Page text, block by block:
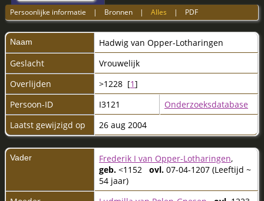
Persoonlijke informatie | Bronnen |Alles | PDF
Naam Hadwig van Opper-Lotharingen
Geslacht
Vrouwelijk
Overlijden
>1228 [1]
Persoon-ID
I3121
Onderzoeksdatabase
Laatst gewijzigd op
26 aug 2004
Vader Frederik I van Opper-Lotharingen,
geb. <1152 ovl. 07-04-1207 (Leeftijd ~
54 jaar)